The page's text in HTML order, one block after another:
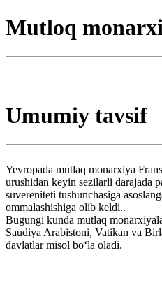
Mutloq
Umumiy tavsif
Yevropada mutlaq monarxiya
urushidan keyin sezilarli darajada
suvereniteti tushunchasiga
ommalashishiga olib keldi..
Bugungi kunda mutlaq
Saudiya Arabistoni, Vatikan va
davlatlar misol boʻla oladi.